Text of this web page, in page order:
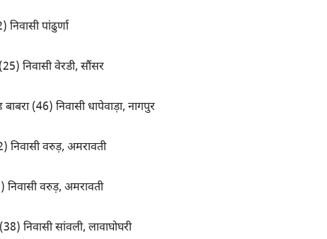
पांढुर्णा
निवासी वेरडी, सौंसर
(46) निवासी धापेवाड़ा, नागपुर
निवासी वरुड़, अमरावती
वरुड़, अमरावती
निवासी सांवली, लावाघोघरी